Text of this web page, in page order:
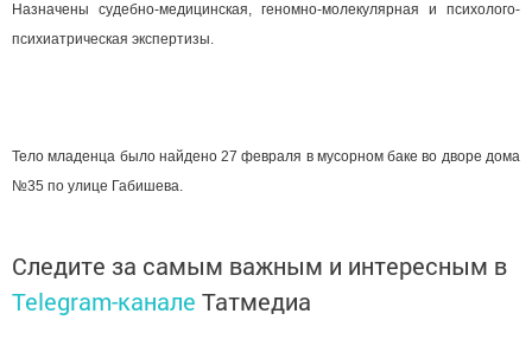
Назначены судебно-медицинская, геномно-молекулярная и психолого-
психиатрическая экспертизы.
Тело младенца было найдено 27 февраля в мусорном баке во дворе дома
№35 по улице Габишева.
Следите за самым важным и интересным в
Telegram-канале Татмедиа